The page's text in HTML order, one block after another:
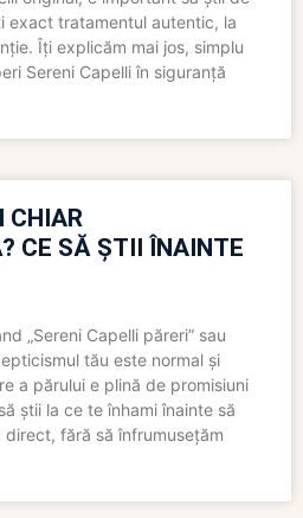
exact tratamentul autentic, la
Îți explicăm mai jos, simplu
Sereni Capelli în siguranță
CHIAR
CE SĂ ȘTII ÎNAINTE
„Sereni Capelli păreri” sau
tău este normal și
a părului e plină de promisiuni
știi la ce te înhami înainte să
fără să înfrumusețăm